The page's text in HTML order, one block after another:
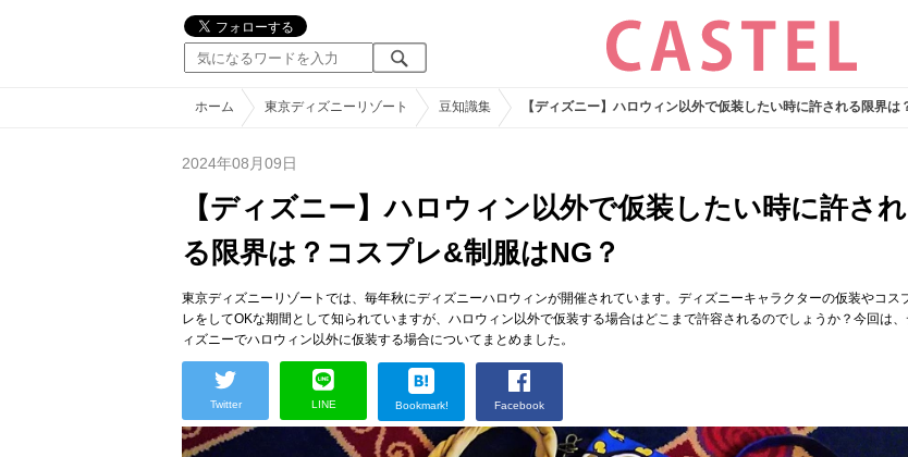
ホーム 東京ディズニーリゾート 豆知識集 【ディズニー】ハロウィン以外で仮装したい時に許される限界は
2024年08月09日
【ディズニー】ハロウィン以外で仮装したい時に許され
る限界は？コスプレ&制服はNG？
東京ディズニーリゾートでは、毎年秋にディズニーハロウィンが開催されています。ディズニーキャラクターの仮装やコス
レをしてOKな期間として知られていますが、ハロウィン以外で仮装する場合はどこまで許容されるのでしょうか？今回は
ィズニーでハロウィン以外に仮装する場合についてまとめました。
Twitter LINE Bookmark! Facebook